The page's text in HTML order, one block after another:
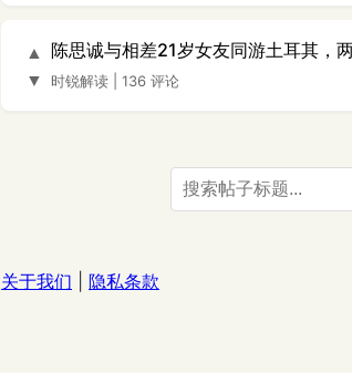
▲
▼
陈思诚与相差21岁女友同游土耳其，
时锐解读 136 评论
关于我们 隐私条款